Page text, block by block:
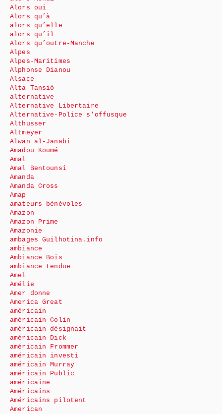
Alors oui
Alors qu’à
alors qu’elle
alors qu’il
Alors qu’outre-Manche
Alpes
Alpes-Maritimes
Alphonse Dianou
Alsace
Alta Tansió
alternative
Alternative Libertaire
Alternative-Police s’offusque
Althusser
Altmeyer
Alwan al-Janabi
Amadou Koumé
Amal
Amal Bentounsi
Amanda
Amanda Cross
Amap
amateurs bénévoles
Amazon
Amazon Prime
Amazonie
ambages Guilhotina.info
ambiance
Ambiance Bois
ambiance tendue
Amel
Amélie
Amer donne
America Great
américain
américain Colin
américain désignait
américain Dick
américain Frommer
américain investi
américain Murray
américain Public
américaine
Américains
Américains pilotent
American